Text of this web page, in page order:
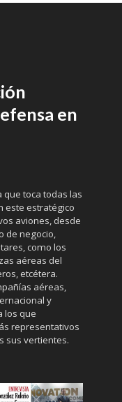
en
toca todas las
este estratégico
aviones, desde
de negocio,
como los
aéreas del
etcétera.
aéreas,
y
los que
representativos
sus vertientes.